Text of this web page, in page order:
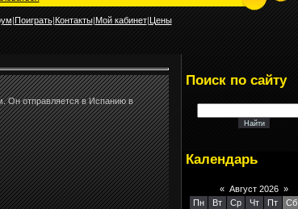
|Поиграть|Контакты|Мой кабинет|Цены
Он отправляется в Испанию в
Поиск по сайту
Календарь
« Август 2026 »
Пн
Вт Ср Чт Пт Сб